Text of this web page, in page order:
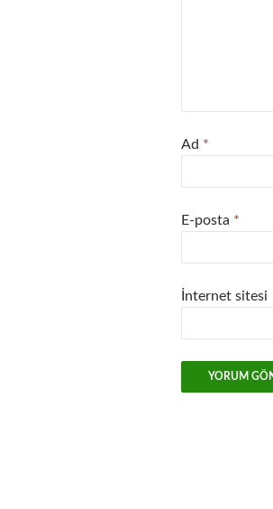
Ad *
E-posta *
İnternet sitesi